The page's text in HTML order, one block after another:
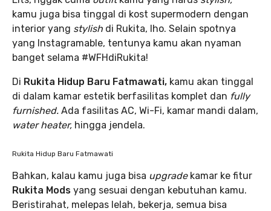
kamu juga bisa tinggal di kost supermodern dengan
interior yang stylish di Rukita, lho. Selain spotnya
yang Instagramable, tentunya kamu akan nyaman
banget selama #WFHdiRukita!
Di Rukita Hidup Baru Fatmawati, kamu akan tinggal
di dalam kamar estetik berfasilitas komplet dan fully
furnished. Ada fasilitas AC, Wi-Fi, kamar mandi dalam,
water heater, hingga jendela.
Rukita Hidup Baru Fatmawati
Bahkan, kalau kamu juga bisa upgrade kamar ke fitur
Rukita Mods yang sesuai dengan kebutuhan kamu.
Beristirahat, melepas lelah, bekerja, semua bisa